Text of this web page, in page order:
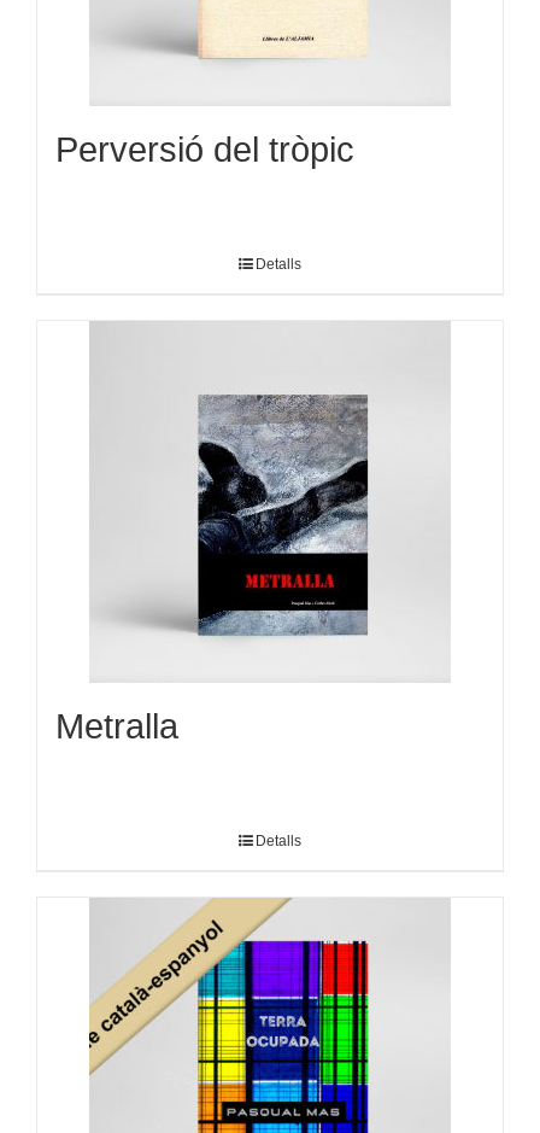
Perversió del tròpic
Detalls
Metralla
Detalls